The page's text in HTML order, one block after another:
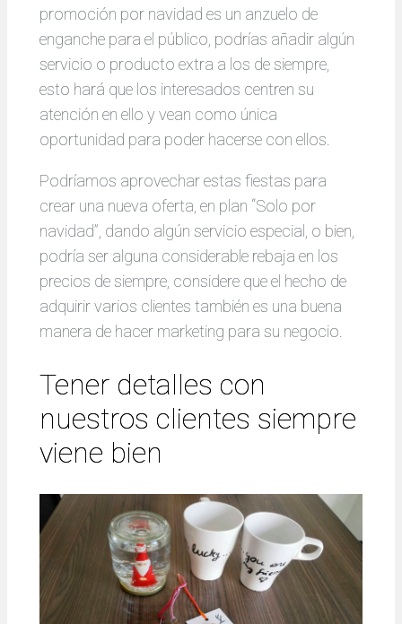
promoción por navidad es un anzuelo de
enganche para el público, podrías añadir algún
servicio o producto extra a los de siempre,
esto hará que los interesados centren su
atención en ello y vean como única
oportunidad para poder hacerse con ellos.
Podríamos aprovechar estas fiestas para
crear una nueva oferta, en plan “Solo por
navidad”, dando algún servicio especial, o bien,
podría ser alguna considerable rebaja en los
precios de siempre, considere que el hecho de
adquirir varios clientes también es una buena
manera de hacer marketing para su negocio.
Tener detalles con
nuestros clientes siempre
viene bien